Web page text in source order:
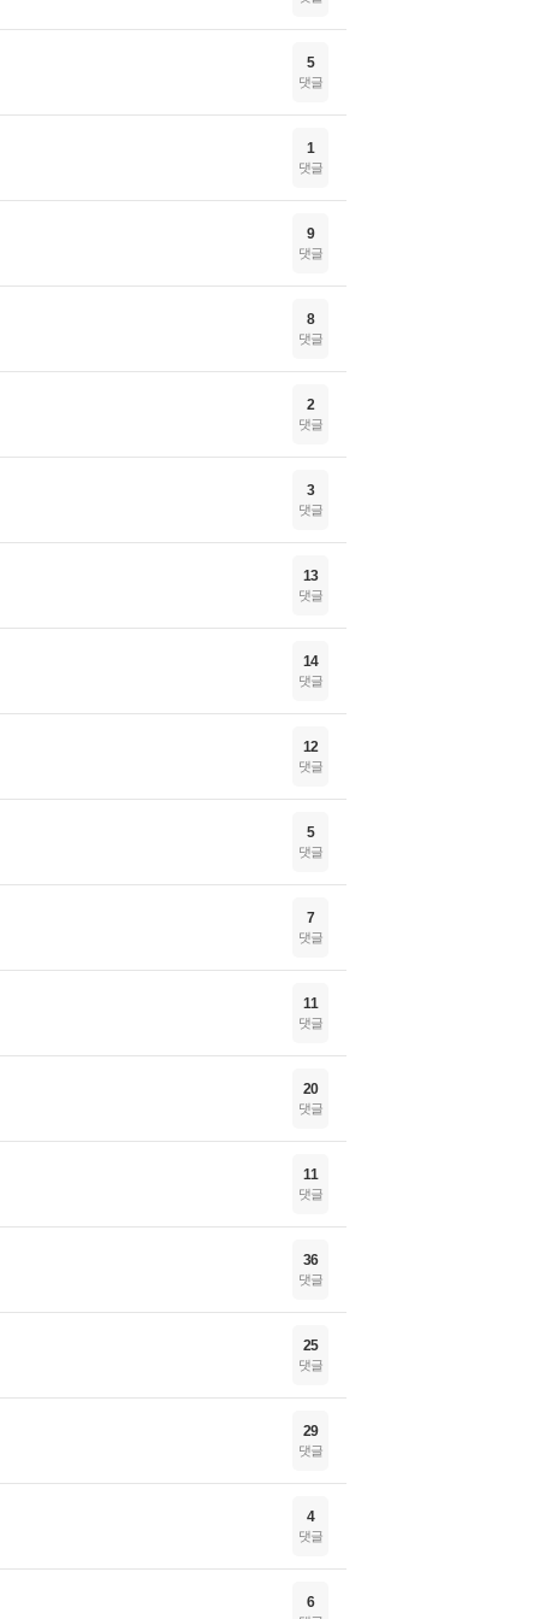
5
댓글
1
댓글
9
댓글
8
댓글
2
댓글
3
댓글
13
댓글
14
댓글
12
댓글
5
댓글
7
댓글
11
댓글
20
댓글
11
댓글
36
댓글
25
댓글
29
댓글
4
댓글
6